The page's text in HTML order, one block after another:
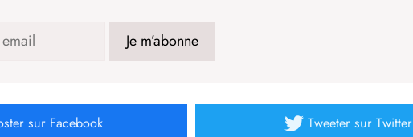
sur Facebook Tweetersur Twitter